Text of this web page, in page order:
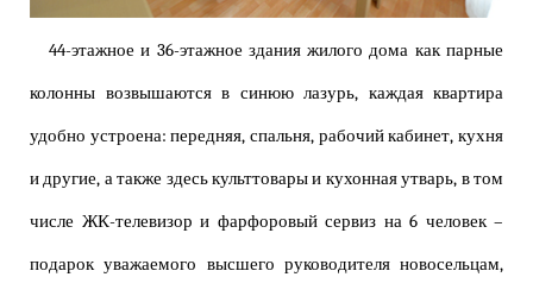
44-этажное и 36-этажное здания жилого дома как парные
колонны возвышаются в синюю лазурь, каждая квартира
удобно устроена: передняя, спальня, рабочий кабинет, кухня
и другие, а также здесь культтовары и кухонная утварь, в том
числе ЖК-телевизор и фарфоровый сервиз на 6 человек –
подарок уважаемого высшего руководителя новосельцам,